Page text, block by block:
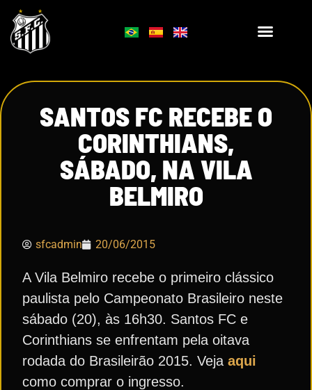
SANTOS FC RECEBE O
CORINTHIANS,
SÁBADO, NA VILA
BELMIRO
sfcadmin 20/06/2015
A Vila Belmiro recebe o primeiro clássico
paulista pelo Campeonato Brasileiro neste
sábado (20), às 16h30. Santos FC e
Corinthians se enfrentam pela oitava
rodada do Brasileirão 2015. Veja aqui
como comprar o ingresso.